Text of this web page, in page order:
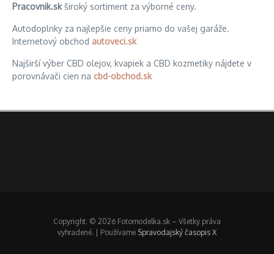
Pracovnik.skširoký sortiment za výborné ceny.
Autodoplnky za najlepšie ceny priamo do vašej garáže.
Internetový obchod autoveci.sk
Najširší výber CBD olejov, kvapiek a CBD kozmetiky nájdete v
porovnávači cien na cbd-obchod.sk
Copyright: © 2026 Fotomodelka.sk – Všetky práva
vyhradené. | Používame Spravodajský časopis X